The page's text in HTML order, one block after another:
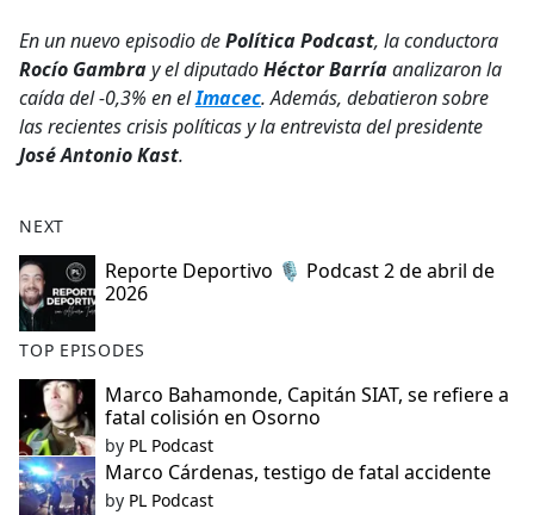
b
o
o
k
En un nuevo episodio dePolítica Podcast, la conductora
Rocío Gambray el diputadoHéctor Barríaanalizaron la
caída del -0,3% en elImacec. Además, debatieron sobre
las recientes crisis políticas y la entrevista del presidente
José Antonio Kast.
NEXT
Reporte Deportivo 🎙️ Podcast 2 de abril de
2026
TOP EPISODES
Marco Bahamonde, Capitán SIAT, se refiere a
fatal colisión en Osorno
by PL Podcast
Marco Cárdenas, testigo de fatal accidente
by PL Podcast